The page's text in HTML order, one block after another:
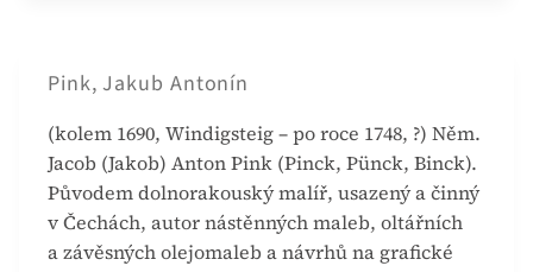
Pink, Jakub Antonín
(kolem 1690, Windigsteig – po roce 1748, ?) Něm.
Jacob (Jakob) Anton Pink (Pinck, Pünck, Binck).
Původem dolnorakouský malíř, usazený a činný
v Čechách, autor nástěnných maleb, oltářních
a závěsných olejomaleb a návrhů na grafické